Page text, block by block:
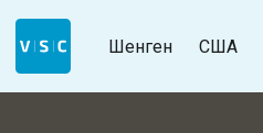
Шенген США